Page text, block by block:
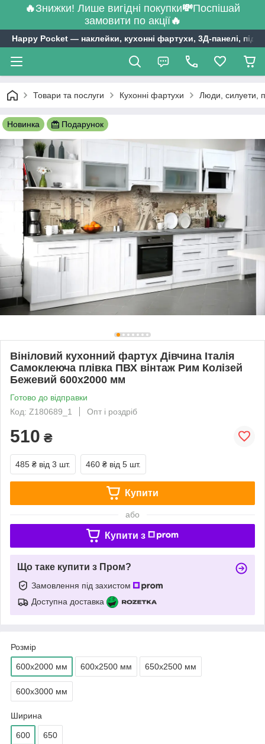
🔥Знижки! Лише вигідні покупки💸Поспішай
замовити по акції🔥
Happy Pocket ― наклейки, кухонні фартухи, 3Д-панелі,
Товари та послуги Кухонні фартухи Люди, силуети,
Новинка Подарунок
Вініловий кухонний фартух Дівчина Італія
Самоклеюча плівка ПВХ вінтаж Рим Колізей
Бежевий 600х2000 мм
Готово до відправки
Код: Z180689_1
Опт і роздріб
510 ₴
485 ₴ від 3 шт. 460 ₴ від 5 шт.
Купити
або
Купити з
Що таке купити з Пром?
Замовлення під захистом
Доступна доставка
Розмір
600х2000 мм 600х2500 мм 650х2500 мм
600х3000 мм
Ширина
600 650